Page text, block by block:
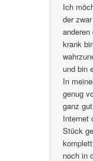
Ich
der
krank
und bin
In
genug
ganz
Internet
Stück
noch in